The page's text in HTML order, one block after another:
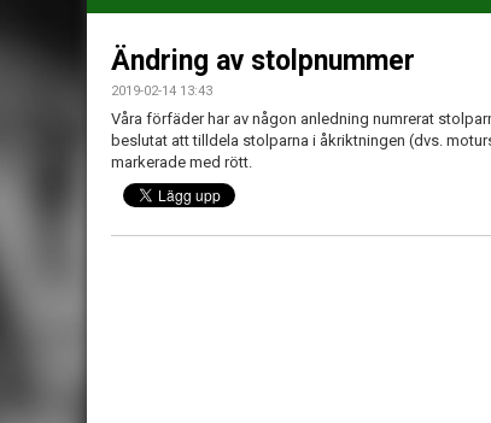
Ändring av stolpnummer
2019-02-14 13:43
Våra förfäder har av någon anledning numrerat
beslutat att tilldela stolparna i åkriktningen (dvs.
markerade med rött.